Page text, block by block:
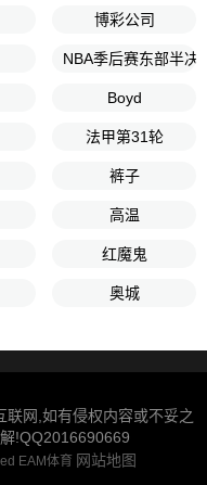
博彩公司
NBA季后赛东部半决
Boyd
法甲第31轮
裤子
高温
红魔鬼
奥城
联网,如有侵权内容或不妥之
!QQ2016690669
EAM体育 网站地图